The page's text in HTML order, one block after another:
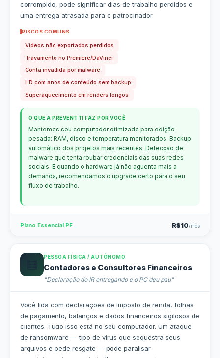
corrompido, pode significar dias de trabalho perdidos e
uma entrega atrasada para o patrocinador.
RISCOS COMUNS
Vídeos não exportados perdidos
Travamento no Premiere/DaVinci
Conta invadida por malware
HD com anos de conteúdo sem backup
Superaquecimento em renders longos
O QUE A PREVENTTI FAZ POR VOCÊ
Mantemos seu computador otimizado para edição
pesada: RAM, disco e temperatura monitorados. Backup
automático dos projetos mais recentes. Detecção de
malware que tenta roubar credenciais das suas redes
sociais. E quando o hardware já não aguenta mais a
demanda, recomendamos o upgrade certo para o seu
fluxo de trabalho.
Plano Essencial PF R$10/mês
PESSOA FÍSICA / AUTÔNOMO
Contadores e Consultores Financeiros
"Declaração do IR entregando e o PC deu pau"
Você lida com declarações de imposto de renda, folhas
de pagamento, balanços e dados financeiros sigilosos de
clientes. Tudo isso está no seu computador. Um ataque
de ransomware — tipo de vírus que sequestra seus
arquivos e pede resgate — pode paralisar